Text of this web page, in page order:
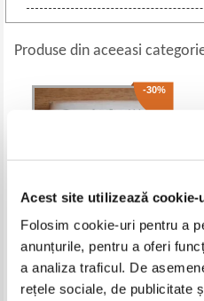
Acest site utilizează cookie-
Folosim cookie-uri pentru a
anunțurile, pentru a oferi
a analiza traficul. De
rețele sociale, de publicitate
Produse din aceeasi
-30%
poezie patriotica romaneasca